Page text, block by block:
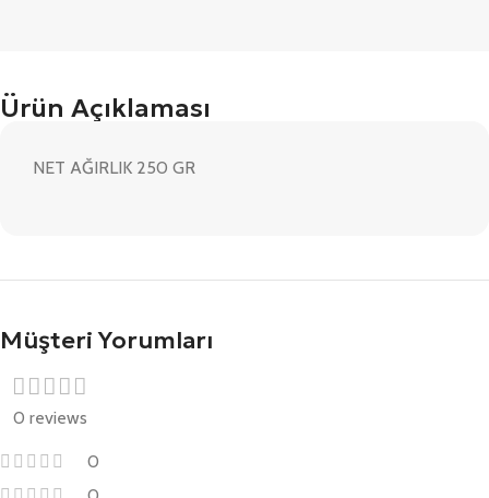
Ürün Açıklaması
NET AĞIRLIK 250 GR
Müşteri Yorumları
0 reviews
0